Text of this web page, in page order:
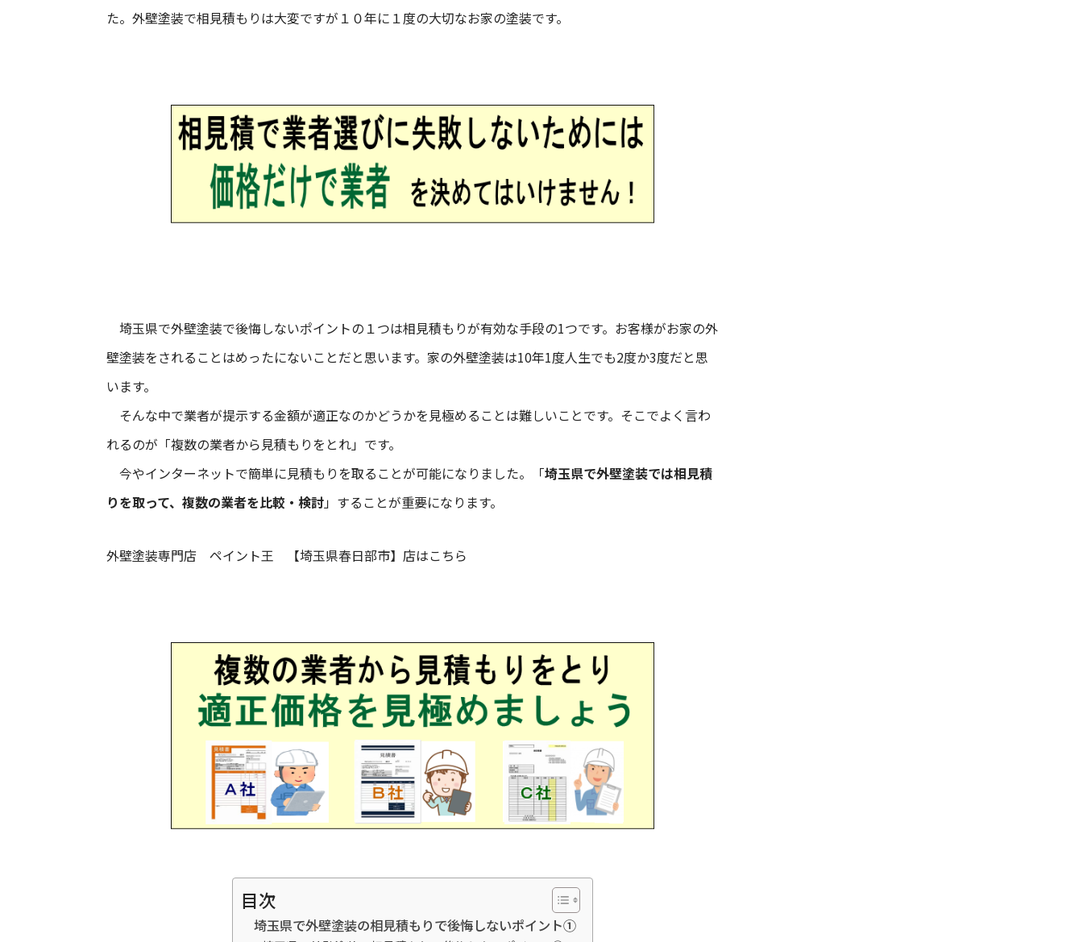
た。外壁塗装で相見積もりは大変ですが１０年に１度の大切なお家の塗装です。
埼玉県で外壁塗装で後悔しないポイントの１つは相見積もりが有効な手段の1つです。お客様がお家の外
壁塗装をされることはめったにないことだと思います。家の外壁塗装は10年1度人生でも2度か3度だと思
います。
そんな中で業者が提示する金額が適正なのかどうかを見極めることは難しいことです。そこでよく言わ
れるのが「複数の業者から見積もりをとれ」です。
今やインターネットで簡単に見積もりを取ることが可能になりました。「埼玉県で外壁塗装では相見積
りを取って、複数の業者を比較・検討」することが重要になります。
外壁塗装専門店 ペイント王 【埼玉県春日部市】店はこちら
目次
埼玉県で外壁塗装の相見積もりで後悔しないポイント①